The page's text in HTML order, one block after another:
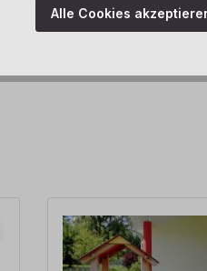
vormontiert
Alle Cookies